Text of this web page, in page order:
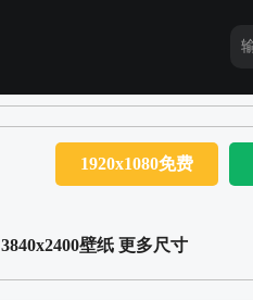
1920x1080免费
3840x2400壁纸 更多尺寸